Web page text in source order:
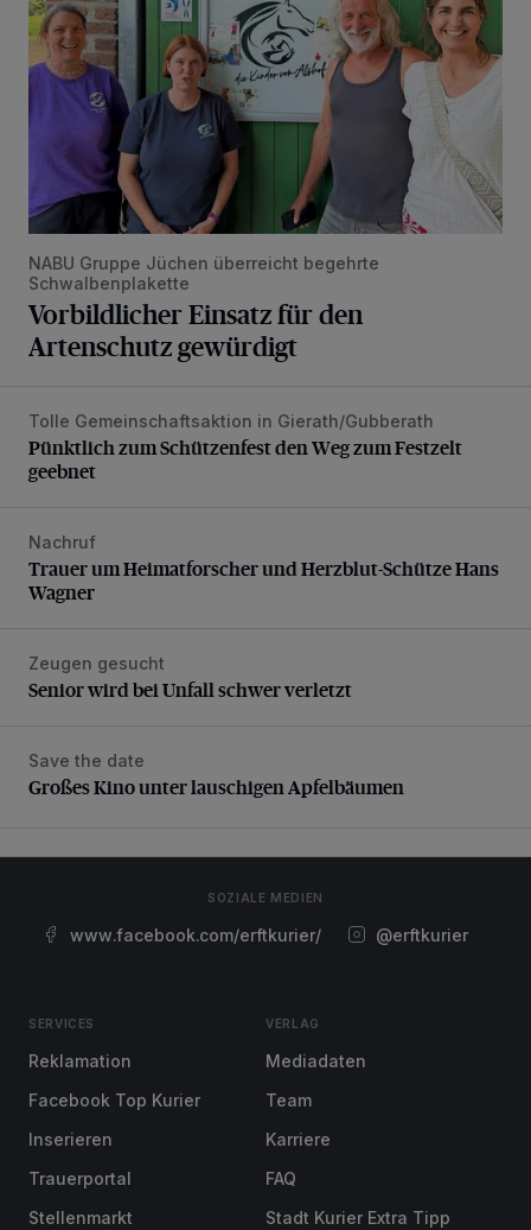
NABU Gruppe Jüchen überreicht begehrte
Schwalbenplakette
Vorbildlicher Einsatz für den
Artenschutz gewürdigt
Pünktlich zum Schützenfest den Weg zum Festzelt
Tolle Gemeinschaftsaktion in Gierath/Gubberath
Pünktlich zum Schützenfest den Weg zum Festzelt
geebnet
Trauer um Heimatforscher und Herzblut-Schütze Hans
Nachruf
Trauer um Heimatforscher und Herzblut-Schütze Hans
Wagner
Senior wird bei Unfall schwer verletzt
Zeugen gesucht
Senior wird bei Unfall schwer verletzt
Großes Kino unter lauschigen Apfelbäumen
Save the date
Großes Kino unter lauschigen Apfelbäumen
SOZIALE MEDIEN
www.facebook.com/erftkurier/ @erftkurier
SERVICES
Reklamation
Facebook Top Kurier
Inserieren
Trauerportal
Stellenmarkt
VERLAG
Mediadaten
Team
Karriere
FAQ
Stadt Kurier Extra Tipp